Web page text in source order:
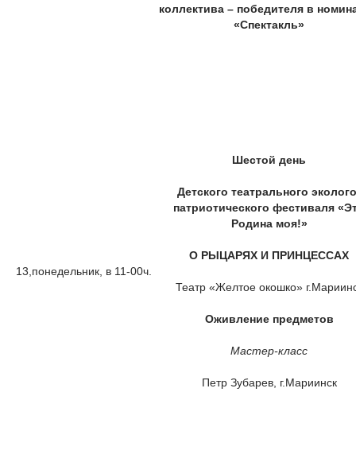
коллектива – победителя в
«Спектакль»
13,понедельник, в 11-00ч.
Шестой день
Детского театрального
патриотического фестиваля
Родина моя!»
О РЫЦАРЯХ И ПРИНЦЕССАХ
Театр «Желтое окошко»
Оживление предметов
Мастер-класс
Петр Зубарев, г.Мариинск